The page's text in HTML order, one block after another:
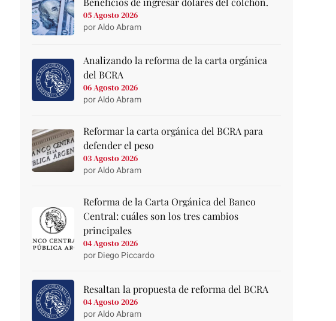
05 Agosto 2026
por Aldo Abram
Analizando la reforma de la carta orgánica
del BCRA
06 Agosto 2026
por Aldo Abram
Reformar la carta orgánica del BCRA para
defender el peso
03 Agosto 2026
por Aldo Abram
Reforma de la Carta Orgánica del Banco
Central: cuáles son los tres cambios
principales
04 Agosto 2026
por Diego Piccardo
Resaltan la propuesta de reforma del BCRA
04 Agosto 2026
por Aldo Abram